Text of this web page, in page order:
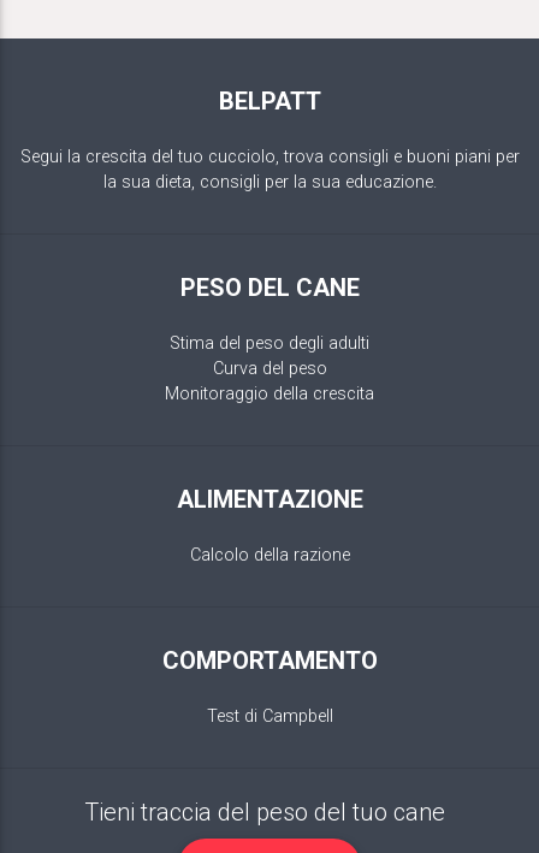
BELPATT
Segui la crescita del tuo cucciolo, trova consigli e buoni piani per
la sua dieta, consigli per la sua educazione.
PESO DEL CANE
Stima del peso degli adulti
Curva del peso
Monitoraggio della crescita
ALIMENTAZIONE
Calcolo della razione
COMPORTAMENTO
Test di Campbell
Tieni traccia del peso del tuo cane